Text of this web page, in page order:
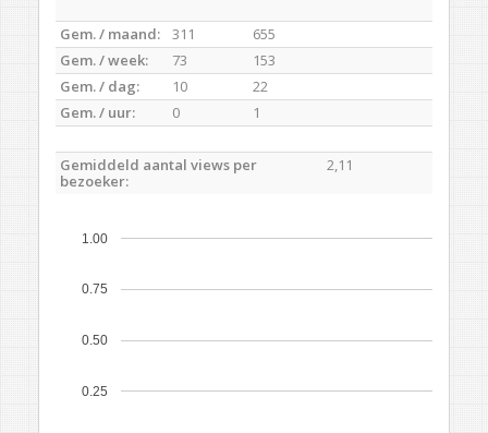
Gem. / maand: 311
655
Gem. / week:
73
153
Gem. / dag:
10
22
Gem. / uur:
0 1
Gemiddeld aantal views per
bezoeker:
2,11
0.25
0.50
0.75
1.00